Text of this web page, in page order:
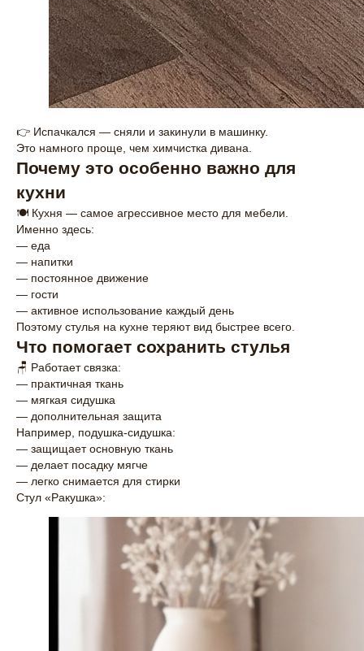
👉 Испачкался — сняли и закинули в машинку.
Это намного проще, чем химчистка дивана.
Почему это особенно важно для
кухни
🍽️ Кухня — самое агрессивное место для мебели.
Именно здесь:
— еда
— напитки
— постоянное движение
— гости
— активное использование каждый день
Поэтому стулья на кухне теряют вид быстрее всего.
Что помогает сохранить стулья
🪑 Работает связка:
— практичная ткань
— мягкая сидушка
— дополнительная защита
Например, подушка-сидушка:
— защищает основную ткань
— делает посадку мягче
— легко снимается для стирки
Стул «Ракушка»: